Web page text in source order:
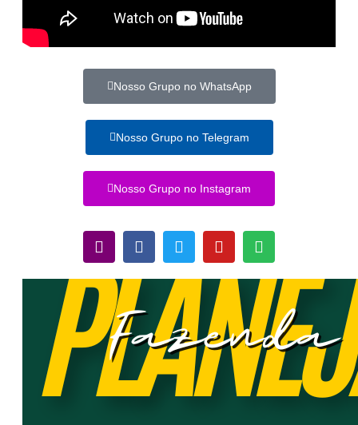
Nosso Grupo no WhatsApp
Nosso Grupo no Telegram
Nosso Grupo no Instagram